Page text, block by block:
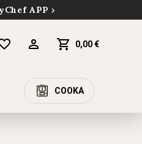
APP
0,00 €
COOKA